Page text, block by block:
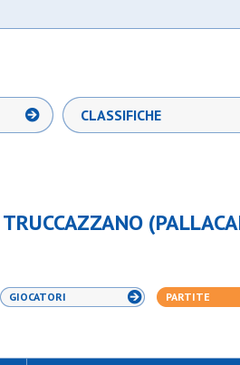
CLASSIFICHE
GIOCATORI PARTITE